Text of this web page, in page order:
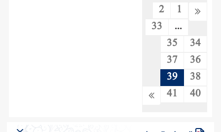
1
2
...
33
34
35
36
37
38
39
40
41